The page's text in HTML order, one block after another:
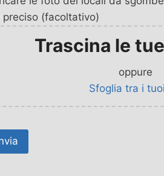
preciso (facoltativo)
Trascina le
oppure
Sfoglia tra i